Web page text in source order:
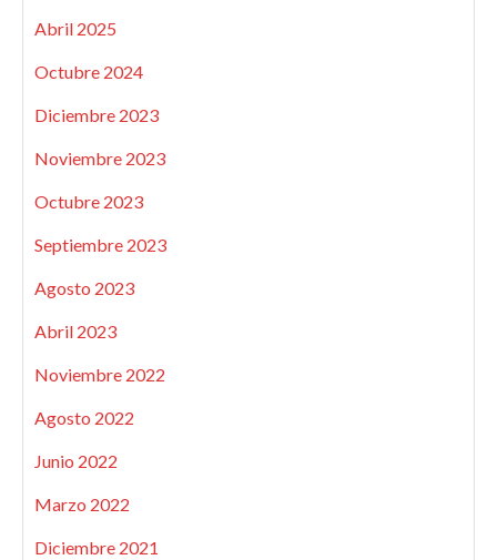
Abril 2025
Octubre 2024
Diciembre 2023
Noviembre 2023
Octubre 2023
Septiembre 2023
Agosto 2023
Abril 2023
Noviembre 2022
Agosto 2022
Junio 2022
Marzo 2022
Diciembre 2021